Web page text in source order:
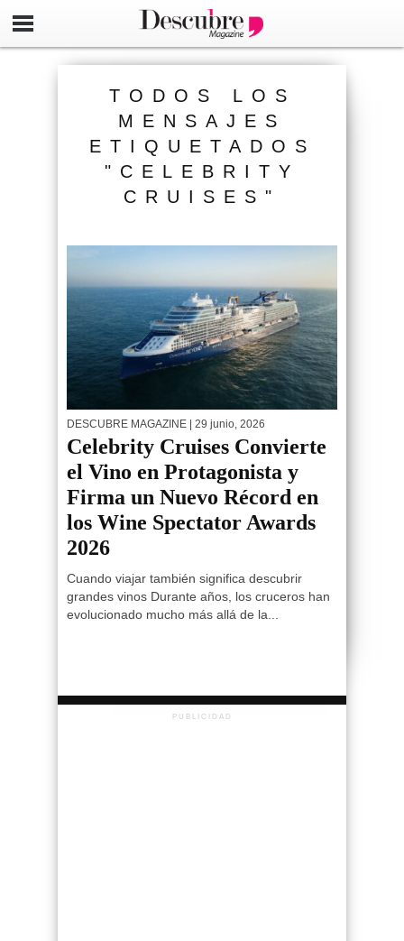
TODOS LOS
MENSAJES
ETIQUETADOS
"CELEBRITY
CRUISES"
DESCUBRE MAGAZINE | 29 junio, 2026
Celebrity Cruises Convierte
el Vino en Protagonista y
Firma un Nuevo Récord en
los Wine Spectator Awards
2026
Cuando viajar también significa descubrir
grandes vinos Durante años, los cruceros han
evolucionado mucho más allá de la...
PUBLICIDAD